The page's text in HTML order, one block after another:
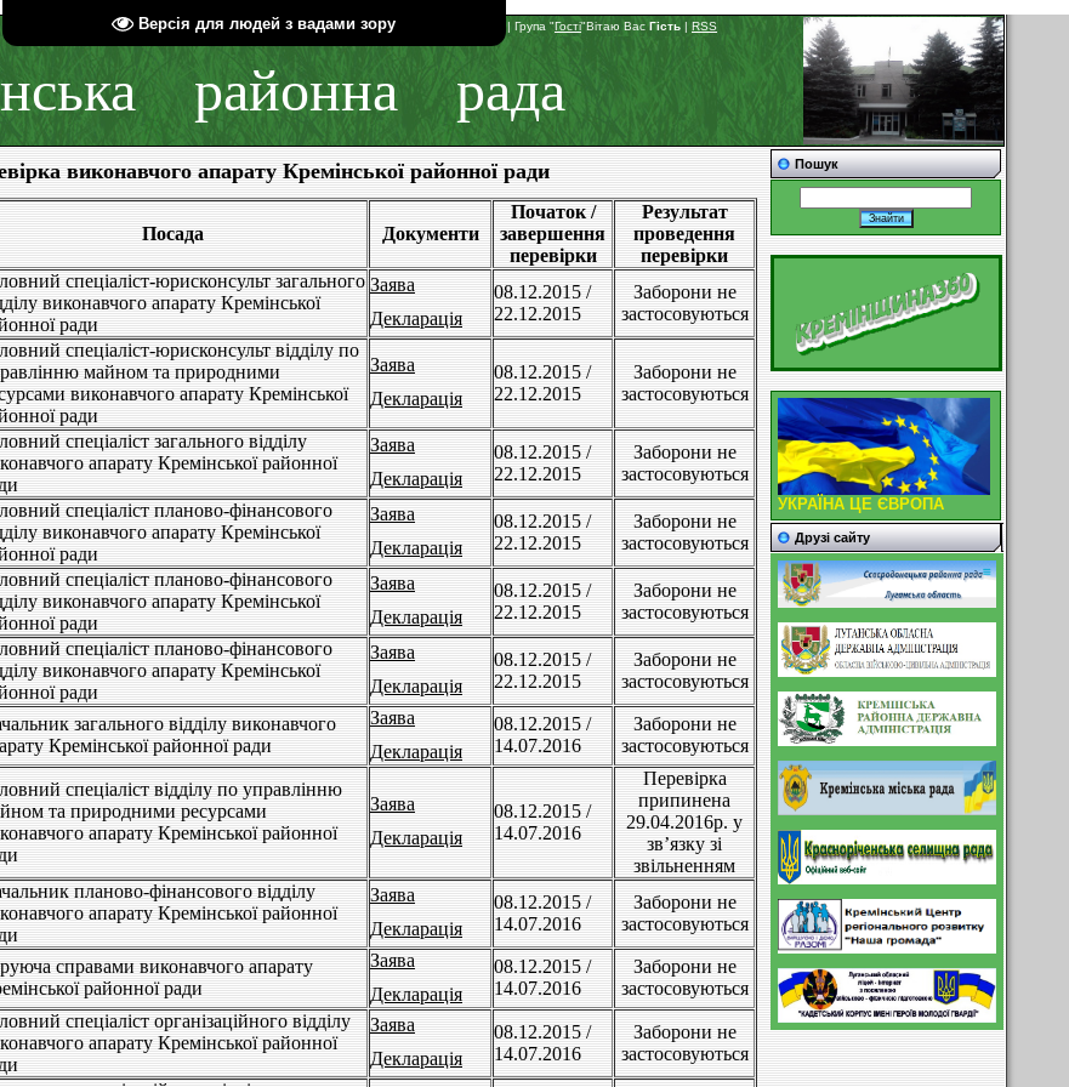
Версія для людей з вадами зоруВи увійшли як | Група "Гості"Вітаю Вас Гість | RSS
районна рада
виконавчого апарату Кремінської районної ради
Посада Документи
Початок /
завершення
перевірки
Результат
проведення
перевірки
спеціаліст-юрисконсульт загального
виконавчого апарату Кремінської
ради
Заява
Декларація
08.12.2015 /
22.12.2015
Заборони не
застосовуються
спеціаліст-юрисконсульт відділу по
майном та природними
виконавчого апарату Кремінської
ради
Заява
Декларація
08.12.2015 /
22.12.2015
Заборони не
застосовуються
спеціаліст загального відділу
апарату Кремінської районної
Заява
Декларація
08.12.2015 /
22.12.2015
Заборони не
застосовуються
спеціаліст планово-фінансового
виконавчого апарату Кремінської
ради
Заява
Декларація
08.12.2015 /
22.12.2015
Заборони не
застосовуються
спеціаліст планово-фінансового
виконавчого апарату Кремінської
ради
Заява
Декларація
08.12.2015 /
22.12.2015
Заборони не
застосовуються
спеціаліст планово-фінансового
виконавчого апарату Кремінської
ради
Заява
Декларація
08.12.2015 /
22.12.2015
Заборони не
застосовуються
загального відділу виконавчого
Кремінської районної ради
Заява
Декларація
08.12.2015 /
14.07.2016
Заборони не
застосовуються
спеціаліст відділу по управлінню
та природними ресурсами
апарату Кремінської районної
Заява
Декларація
08.12.2015 /
14.07.2016
Перевірка
припинена
29.04.2016р. у
зв’язку зі
звільненням
планово-фінансового відділу
апарату Кремінської районної
Заява
Декларація
08.12.2015 /
14.07.2016
Заборони не
застосовуються
справами виконавчого апарату
районної ради
Заява
Декларація
08.12.2015 /
14.07.2016
Заборони не
застосовуються
спеціаліст організаційного відділу
апарату Кремінської районної
Заява
Декларація
08.12.2015 /
14.07.2016
Заборони не
застосовуються
Пошук
УКРАЇНА ЦЕ ЄВРОПА
Друзі сайту